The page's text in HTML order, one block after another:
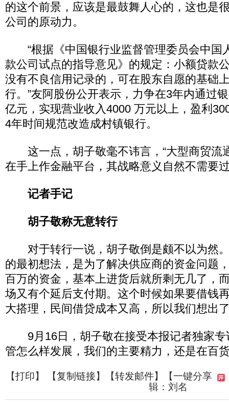
的这个前景，应该是最鼓舞人心的，这也是
公司的原动力。
“根据《中国银行业监督管理委员会中国
款公司试点的指导意见》的规定：小额贷款
没有不良信用记录的，可在股东自愿的基础
行。”友阿股份公开表示，力争在3年内通过
亿元，实现营业收入4000 万元以上，盈利
4年时间规范改造成村镇银行。
这一点，胡子敬毫不讳言，“大型商贸流
在手上作金融平台，其战略意义自然不需要
记者手记
胡子敬称无意转行
对于转行一说，胡子敬倒是颇不以为然。
的最初想法，是为了解决供应商的资金问题
百万的资金，基本上进货后就所剩无几了，
场又有个延后支付期。这个时候如果要借钱
大搭理，民间借贷成本又高，所以我们想出
9月16日，胡子敬在接受本报记者独家专
管怎么样发展，我们的主要精力，还是在百
【打印】 【复制链接】【转发邮件】
【一键分享
辑：刘名